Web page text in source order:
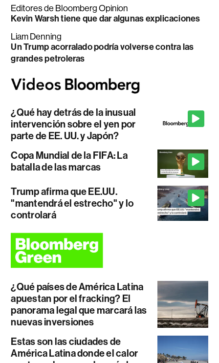
Editores de Bloomberg Opinion
Kevin Warsh tiene que dar algunas explicaciones
Liam Denning
Un Trump acorralado podría volverse contra las
grandes petroleras
¿Qué hay detrás de la inusual
intervención sobre el yen por
parte de EE. UU. y Japón?
Copa Mundial de la FIFA: La
batalla de las marcas
Trump afirma que EE.UU.
"mantendrá el estrecho" y lo
controlará
¿Qué países de América Latina
apuestan por el fracking? El
panorama legal que marcará las
nuevas inversiones
Estas son las ciudades de
América Latina donde el calor